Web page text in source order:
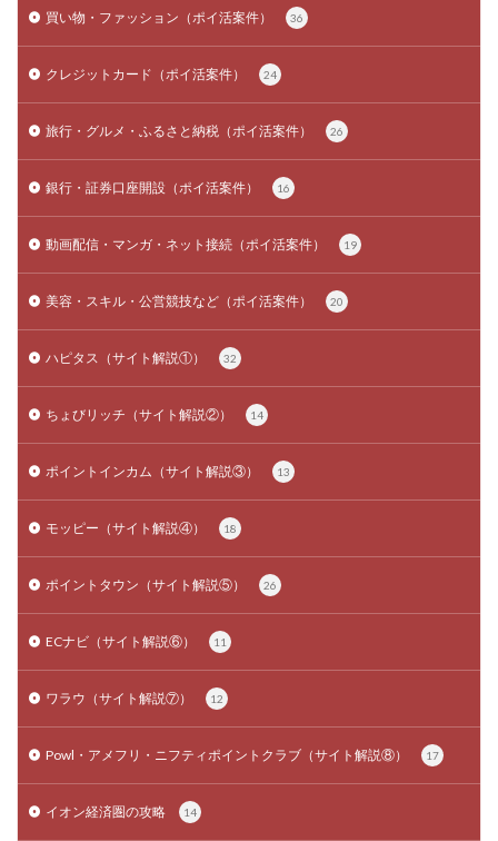
買い物・ファッション（ポイ活案件） 36
クレジットカード（ポイ活案件） 24
旅行・グルメ・ふるさと納税（ポイ活案件） 26
銀行・証券口座開設（ポイ活案件） 16
動画配信・マンガ・ネット接続（ポイ活案件） 19
美容・スキル・公営競技など（ポイ活案件） 20
ハピタス（サイト解説①） 32
ちょびリッチ（サイト解説②） 14
ポイントインカム（サイト解説③） 13
モッピー（サイト解説④） 18
ポイントタウン（サイト解説⑤） 26
ECナビ（サイト解説⑥） 11
ワラウ（サイト解説⑦） 12
Powl・アメフリ・ニフティポイントクラブ（サイト解説⑧） 17
イオン経済圏の攻略 14